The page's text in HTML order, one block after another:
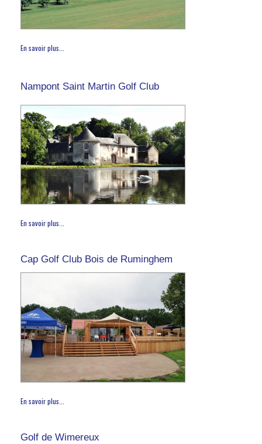
En savoir plus...
Nampont Saint Martin Golf Club
En savoir plus...
Cap Golf Club Bois de Ruminghem
En savoir plus...
Golf de Wimereux